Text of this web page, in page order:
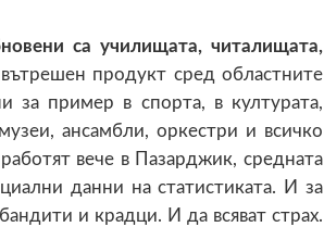
са училищата, читалищата,
продукт сред областните
за пример в спорта, в културата,
ансамбли, оркестри и всичко
вече в Пазарджик, средната
данни на статистиката. И за
и крадци. И да всяват страх.